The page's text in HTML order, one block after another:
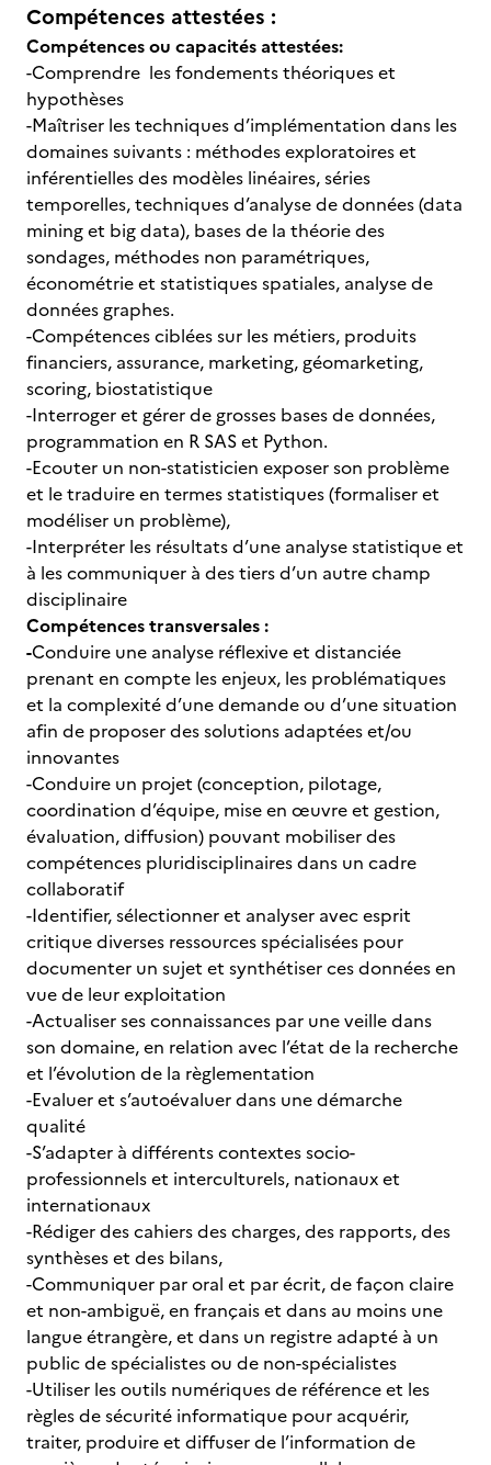
Compétences attestées :
Compétences ou capacités attestées:
-Comprendre les fondements théoriques et
hypothèses
-Maîtriser les techniques d’implémentation dans les
domaines suivants : méthodes exploratoires et
inférentielles des modèles linéaires, séries
temporelles, techniques d’analyse de données (data
mining et big data), bases de la théorie des
sondages, méthodes non paramétriques,
économétrie et statistiques spatiales, analyse de
données graphes.
-Compétences ciblées sur les métiers, produits
financiers, assurance, marketing, géomarketing,
scoring, biostatistique
-Interroger et gérer de grosses bases de données,
programmation en R SAS et Python.
-Ecouter un non-statisticien exposer son problème
et le traduire en termes statistiques (formaliser et
modéliser un problème),
-Interpréter les résultats d’une analyse statistique et
à les communiquer à des tiers d’un autre champ
disciplinaire
Compétences transversales :
-Conduire une analyse réflexive et distanciée
prenant en compte les enjeux, les problématiques
et la complexité d’une demande ou d’une situation
afin de proposer des solutions adaptées et/ou
innovantes
-Conduire un projet (conception, pilotage,
coordination d’équipe, mise en œuvre et gestion,
évaluation, diffusion) pouvant mobiliser des
compétences pluridisciplinaires dans un cadre
collaboratif
-Identifier, sélectionner et analyser avec esprit
critique diverses ressources spécialisées pour
documenter un sujet et synthétiser ces données en
vue de leur exploitation
-Actualiser ses connaissances par une veille dans
son domaine, en relation avec l’état de la recherche
et l’évolution de la règlementation
-Evaluer et s’autoévaluer dans une démarche
qualité
-S’adapter à différents contextes socio-
professionnels et interculturels, nationaux et
internationaux
-Rédiger des cahiers des charges, des rapports, des
synthèses et des bilans,
-Communiquer par oral et par écrit, de façon claire
et non-ambiguë, en français et dans au moins une
langue étrangère, et dans un registre adapté à un
public de spécialistes ou de non-spécialistes
-Utiliser les outils numériques de référence et les
règles de sécurité informatique pour acquérir,
traiter, produire et diffuser de l’information de